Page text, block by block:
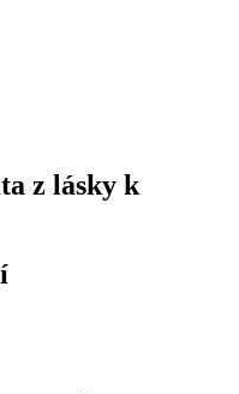
z lásky k